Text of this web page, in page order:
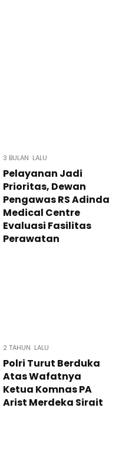
3 BULAN LALU
Pelayanan Jadi
Prioritas, Dewan
Pengawas RS Adinda
Medical Centre
Evaluasi Fasilitas
Perawatan
2 TAHUN LALU
Polri Turut Berduka
Atas Wafatnya
Ketua Komnas PA
Arist Merdeka Sirait